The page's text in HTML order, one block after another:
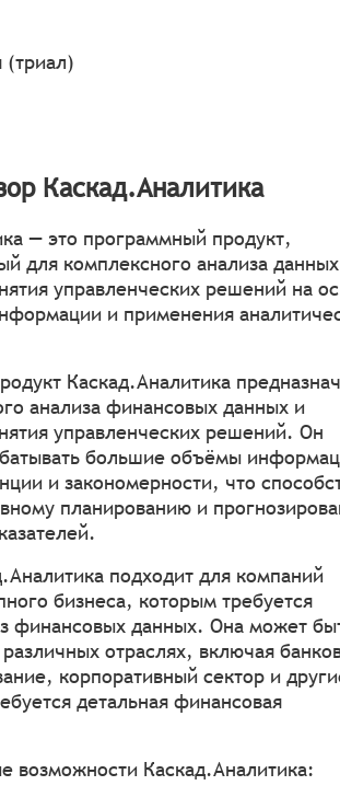
(триал)
Каскад.Аналитика
— это программный продукт,
для комплексного анализа
управленческих решений на
и применения
Каскад.Аналитика
анализа финансовых данных и
управленческих решений. Он
большие объёмы
и закономерности, что
планированию и
подходит для компаний
бизнеса, которым требуется
финансовых данных. Она может
отраслях, включая
корпоративный сектор и
детальная финансовая
возможности Каскад.Аналитика: